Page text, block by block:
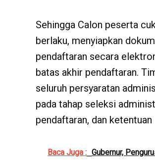
Sehingga Calon peserta
berlaku, menyiapkan
pendaftaran secara
batas akhir pendaftaran.
seluruh persyaratan
pada tahap seleksi
pendaftaran, dan
Baca Juga : Gubernur,